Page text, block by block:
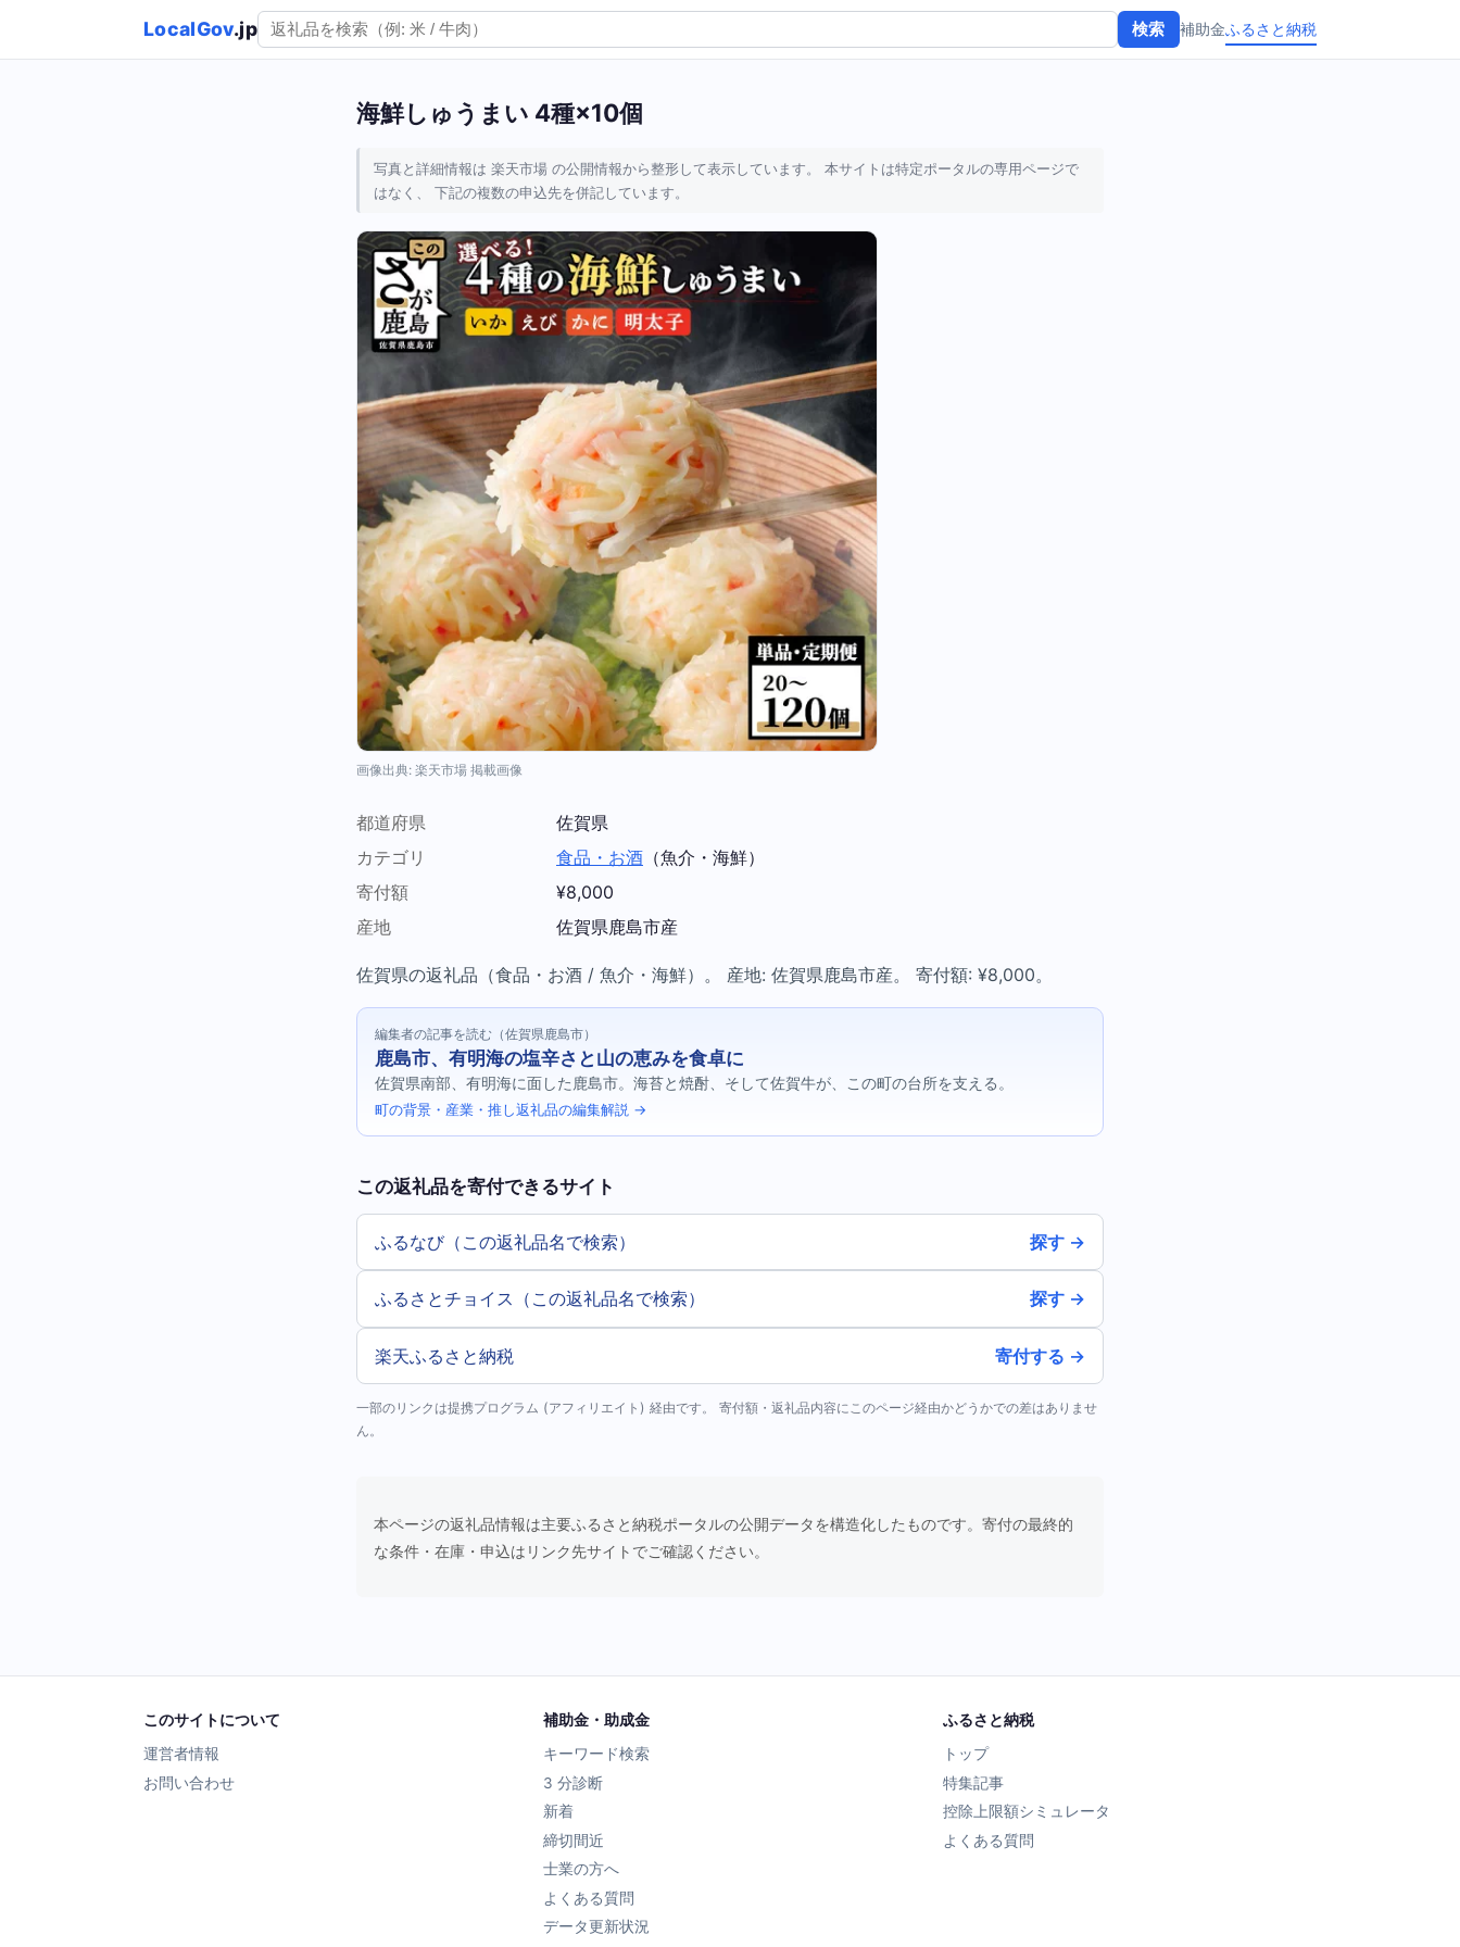
LocalGov.jp 検索 補助金ふるさと納税
海鮮しゅうまい 4種×10個
写真と詳細情報は 楽天市場 の公開情報から整形して表示しています。 本サイトは特定ポータルの専用ページで
はなく、 下記の複数の申込先を併記しています。
画像出典: 楽天市場 掲載画像
都道府県
佐賀県
カテゴリ
食品・お酒 （魚介・海鮮）
寄付額
¥8,000
産地
佐賀県鹿島市産
佐賀県の返礼品（食品・お酒 / 魚介・海鮮）。 産地: 佐賀県鹿島市産。 寄付額: ¥8,000。
編集者の記事を読む（佐賀県鹿島市）
鹿島市、有明海の塩辛さと山の恵みを食卓に
佐賀県南部、有明海に面した鹿島市。海苔と焼酎、そして佐賀牛が、この町の台所を支える。
町の背景・産業・推し返礼品の編集解説 →
この返礼品を寄付できるサイト
ふるなび（この返礼品名で検索） 探す →
ふるさとチョイス（この返礼品名で検索） 探す →
楽天ふるさと納税 寄付する →
一部のリンクは提携プログラム (アフィリエイト) 経由です。 寄付額・返礼品内容にこのページ経由かどうかでの差はありませ
ん。
本ページの返礼品情報は主要ふるさと納税ポータルの公開データを構造化したものです。寄付の最終的
な条件・在庫・申込はリンク先サイトでご確認ください。
このサイトについて
運営者情報
お問い合わせ
補助金・助成金
キーワード検索
3 分診断
新着
締切間近
士業の方へ
よくある質問
データ更新状況
ふるさと納税
トップ
特集記事
控除上限額シミュレータ
よくある質問